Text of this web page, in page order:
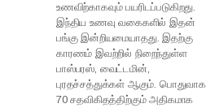
உணவிற்காகவும் பயரிடப்படுகிறது.
இந்திய உணவு வகைகளில் இதன்
பங்கு இன்றியமையாதது. இதற்கு
காரணம் இவற்றில் நிறைந்துள்ள
பாஸ்பரஸ், வைட்டமின்,
புரதச்சத்துக்கள் ஆகும். பொதுவாக
70 சதவிகிதத்திற்கும் அதிகமாக